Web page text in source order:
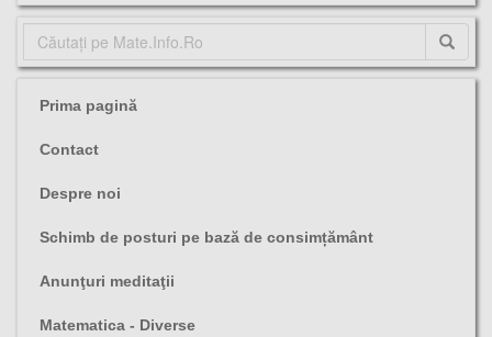
Prima pagină
Contact
Despre noi
Schimb de posturi pe bază de consimțământ
Anunţuri meditaţii
Matematica - Diverse